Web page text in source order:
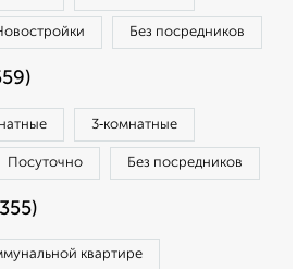
Без посредников
3‑комнатные
Посуточно Без посредников
квартире